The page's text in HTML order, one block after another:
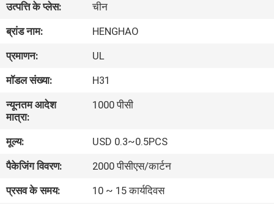
वीआर
दिखाएँ
हमारे
बारे
फैक्टरी
यात्रा
उत्पत्ति के प्लेस:
चीन
ब्रांड नाम:
HENGHAO
प्रमाणन:
UL
मॉडल संख्या:
H31
न्यूनतम आदेश
मात्रा:
1000 पीसी
मूल्य:
USD 0.3~0.5PCS
पैकेजिंग विवरण:
2000 पीसीएस/कार्टन
प्रसव के समय:
10 ~ 15 कार्यदिवस